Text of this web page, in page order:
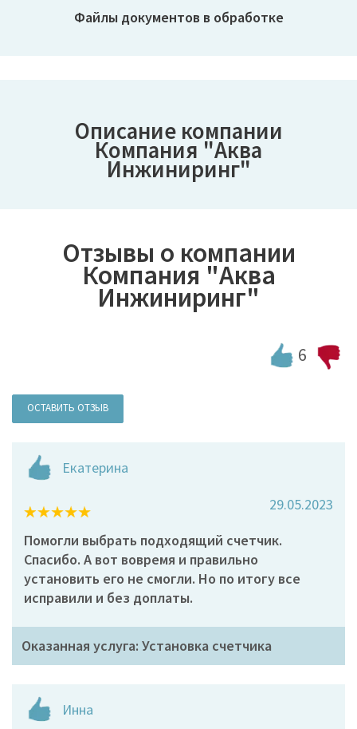
Файлы документов в обработке
Описание компании
Компания "Аква
Инжиниринг"
Отзывы о компании
Компания "Аква
Инжиниринг"
6
ОСТАВИТЬ ОТЗЫВ
Екатерина
29.05.2023
Помогли выбрать подходящий счетчик.
Спасибо. А вот вовремя и правильно
установить его не смогли. Но по итогу все
исправили и без доплаты.
Оказанная услуга: Установка счетчика
Инна